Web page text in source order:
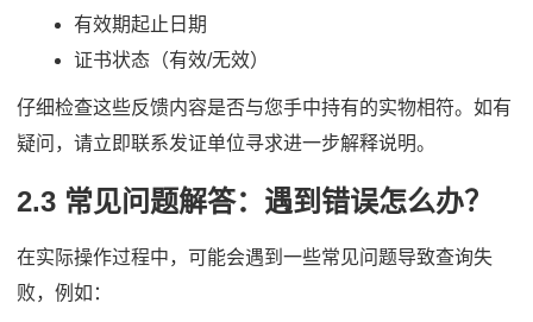
有效期起止日期
证书状态（有效/无效）
仔细检查这些反馈内容是否与您手中持有的实物相符。如有
疑问，请立即联系发证单位寻求进一步解释说明。
2.3 常见问题解答：遇到错误怎么办？
在实际操作过程中，可能会遇到一些常见问题导致查询失
败，例如：